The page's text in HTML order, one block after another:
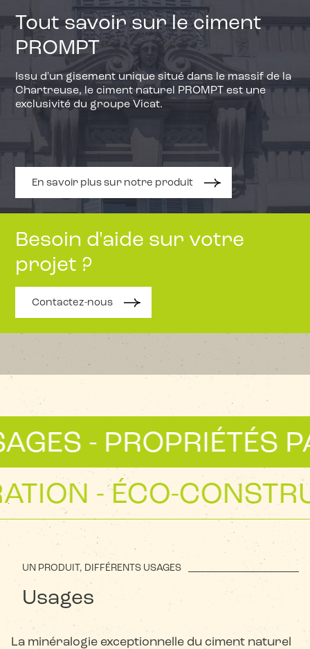
Tout savoir sur le ciment
PROMPT
Issu d'un gisement unique situé dans le massif de la
Chartreuse, le ciment naturel PROMPT est une
exclusivité du groupe Vicat.
En savoir plus sur notre produit
Besoin d'aide sur votre
projet ?
Contactez-nous
- PROPRIÉTÉS
- ÉCO-
UN PRODUIT, DIFFÉRENTS USAGES
Usages
La minéralogie exceptionnelle du ciment naturel